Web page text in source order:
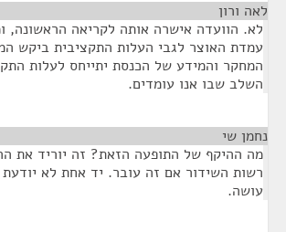
לאה ורון
לא. הוועדה אישרה אותה לקריאה הראשונה,
עמדת האוצר לגבי העלות התקציבית ביקש
המחקר והמידע של הכנסת יתייחס לעלות
השלב שבו אנו עומדים.
נחמן שי
מה ההיקף של התופעה הזאת? זה יוריד את
רשות השידור אם זה עובר. יד אחת לא יודעת
עושה.